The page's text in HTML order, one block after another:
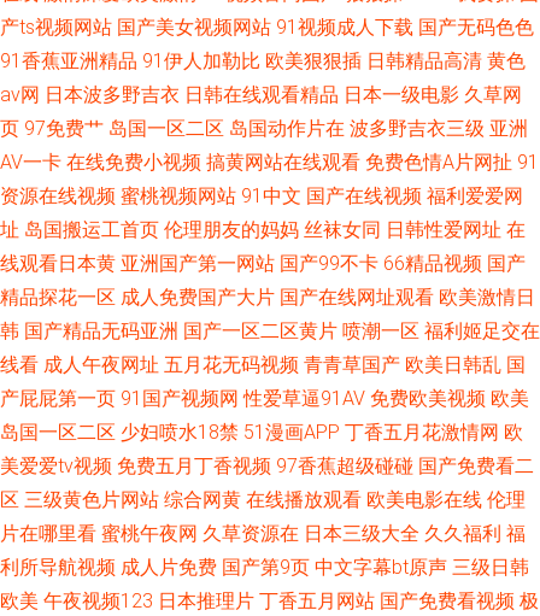
产ts视频网站 国产美女视频网站 91视频成人下载 国产无码色色
91香蕉亚洲精品 91伊人加勒比 欧美狠狠插 日韩精品高清 黄色
av网 日本波多野吉衣 日韩在线观看精品 日本一级电影 久草网
页 97免费艹 岛国一区二区 岛国动作片在 波多野吉衣三级 亚洲
AV一卡 在线免费小视频 搞黄网站在线观看 免费色情A片网扯 91
资源在线视频 蜜桃视频网站 91中文 国产在线视频 福利爱爱网
址 岛国搬运工首页 伦理朋友的妈妈 丝袜女同 日韩性爱网址 在
线观看日本黄 亚洲国产第一网站 国产99不卡 66精品视频 国产
精品探花一区 成人免费国产大片 国产在线网址观看 欧美激情日
韩 国产精品无码亚洲 国产一区二区黄片 喷潮一区 福利姬足交在
线看 成人午夜网址 五月花无码视频 青青草国产 欧美日韩乱 国
产屁屁第一页 91国产视频网 性爱草逼91AV 免费欧美视频 欧美
岛国一区二区 少妇喷水18禁 51漫画APP 丁香五月花激情网 欧
美爱爱tv视频 免费五月丁香视频 97香蕉超级碰碰 国产免费看二
区 三级黄色片网站 综合网黄 在线播放观看 欧美电影在线 伦理
片在哪里看 蜜桃午夜网 久草资源在 日本三级大全 久久福利 福
利所导航视频 成人片免费 国产第9页 中文字幕bt原声 三级日韩
欧美 午夜视频123 日本推理片 丁香五月网站 国产免费看视频 极